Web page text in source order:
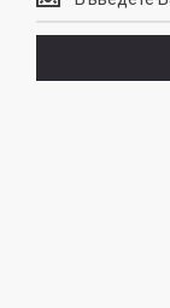
може
да
отпишете!